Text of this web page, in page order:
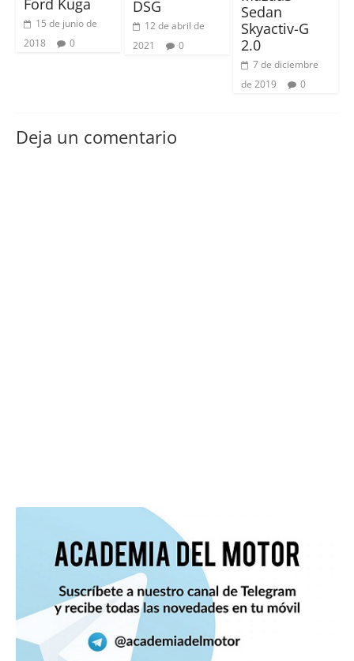
Ford Kuga
15 de junio de
2018
0
DSG
12 de abril de
2021
0
Sedan
Skyactiv-G
2.0
7 de diciembre
de 2019
0
Deja un comentario